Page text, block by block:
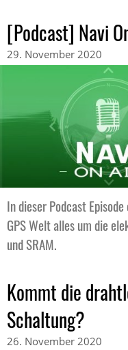
[Podcast] Navi
29. November 2020
In dieser Podcast
GPS Welt alles um die
und SRAM.
Kommt die
Schaltung?
26. November 2020